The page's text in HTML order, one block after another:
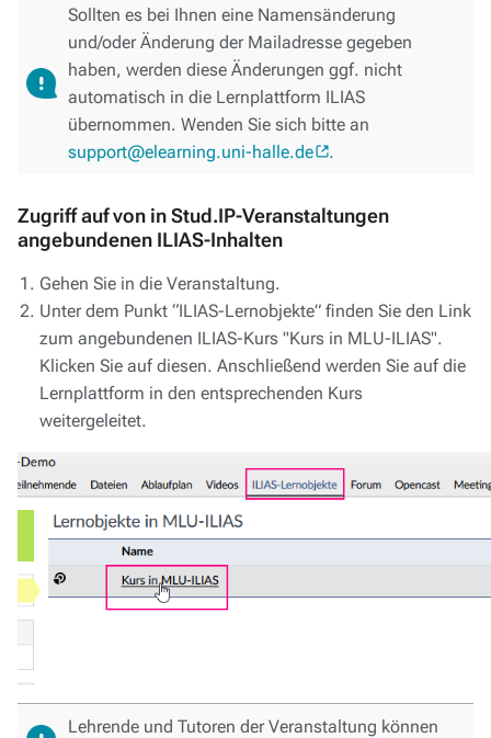
Sollten es bei Ihnen eine Namensänderung
und/oder Änderung der Mailadresse gegeben
haben, werden diese Änderungen ggf. nicht
automatisch in die Lernplattform ILIAS
übernommen. Wenden Sie sich bitte an
support@elearning.uni-halle.de
.
Zugriff auf von in Stud.IP-Veranstaltungen
angebundenen ILIAS-Inhalten
Gehen Sie in die Veranstaltung.
Unter dem Punkt “ILIAS-Lernobjekte” finden Sie den Link
zum angebundenen ILIAS-Kurs "Kurs in MLU-ILIAS".
Klicken Sie auf diesen. Anschließend werden Sie auf die
Lernplattform in den entsprechenden Kurs
weitergeleitet.
Lehrende und Tutoren der Veranstaltung können